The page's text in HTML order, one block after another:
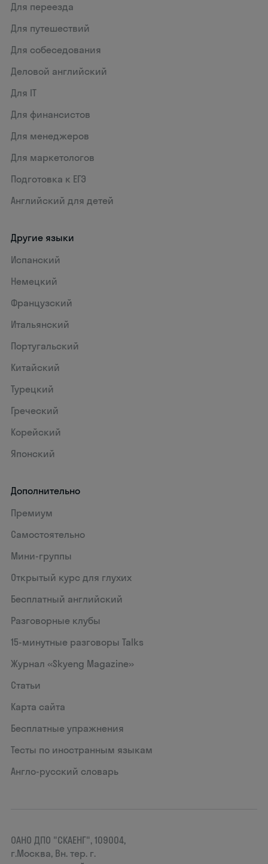
Для переезда
Для путешествий
Для собеседования
Деловой английский
Для IT
Для финансистов
Для менеджеров
Для маркетологов
Подготовка к ЕГЭ
Английский для детей
Другие языки
Испанский
Немецкий
Французский
Итальянский
Португальский
Китайский
Турецкий
Греческий
Корейский
Японский
Дополнительно
Премиум
Самостоятельно
Мини-группы
Открытый курс для глухих
Бесплатный английский
Разговорные клубы
15‑минутные разговоры Talks
Журнал «Skyeng Magazine»
Статьи
Карта сайта
Бесплатные упражнения
Тесты по иностранным языкам
Англо-русский словарь
ОАНО ДПО "СКАЕНГ", 109004,
г.Москва, Вн. тер. г.